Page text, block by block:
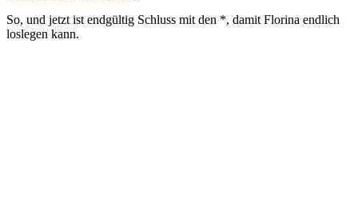
So, und jetzt ist endgültig Schluss mit den *, damit Florina endlich
loslegen kann.